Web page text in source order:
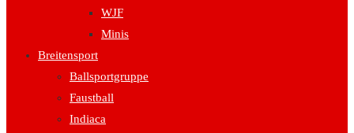
WJF
Minis
Breitensport
Ballsportgruppe
Faustball
Indiaca